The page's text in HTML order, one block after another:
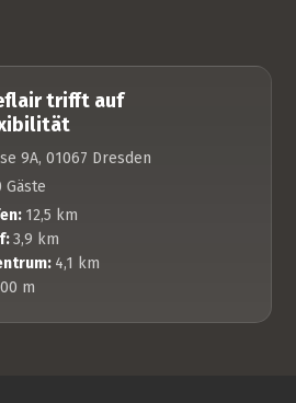
trifft auf
9A, 01067 Dresden
Gäste
12,5 km
3,9 km
4,1 km
m